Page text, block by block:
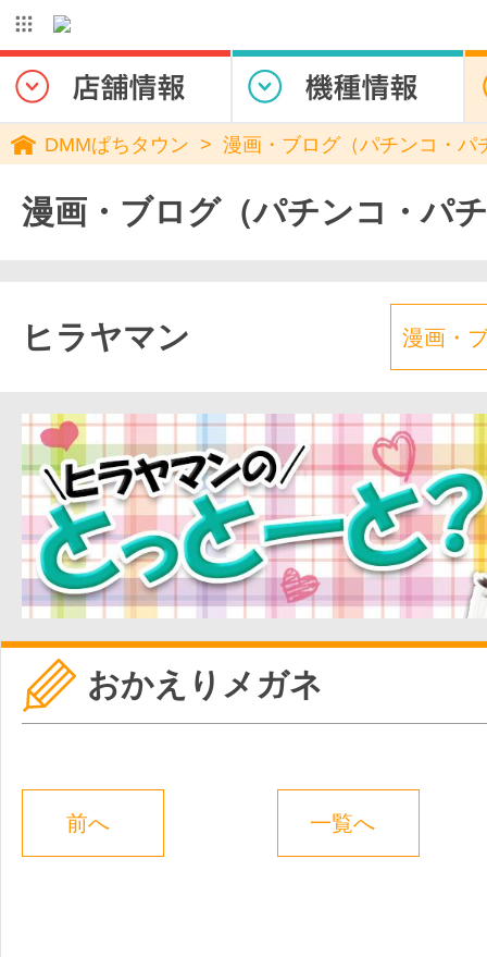
DMMぱちタウン 漫画・ブログ（パチンコ・パ
漫画・ブログ（パチンコ・パ
ヒラヤマン 漫画・
おかえりメガネ
前へ 一覧へ